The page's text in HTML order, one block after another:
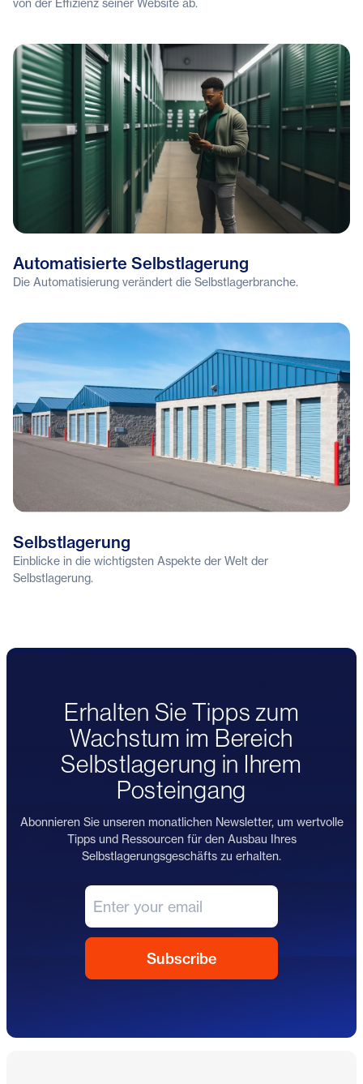
von der Effizienz seiner Website ab.
Automatisierte Selbstlagerung
Die Automatisierung verändert die Selbstlagerbranche.
Selbstlagerung
Einblicke in die wichtigsten Aspekte der Welt der
Selbstlagerung.
Erhalten Sie Tipps zum
Wachstum im Bereich
Selbstlagerung in Ihrem
Posteingang
Abonnieren Sie unseren monatlichen Newsletter, um wertvolle
Tipps und Ressourcen für den Ausbau Ihres
Selbstlagerungsgeschäfts zu erhalten.